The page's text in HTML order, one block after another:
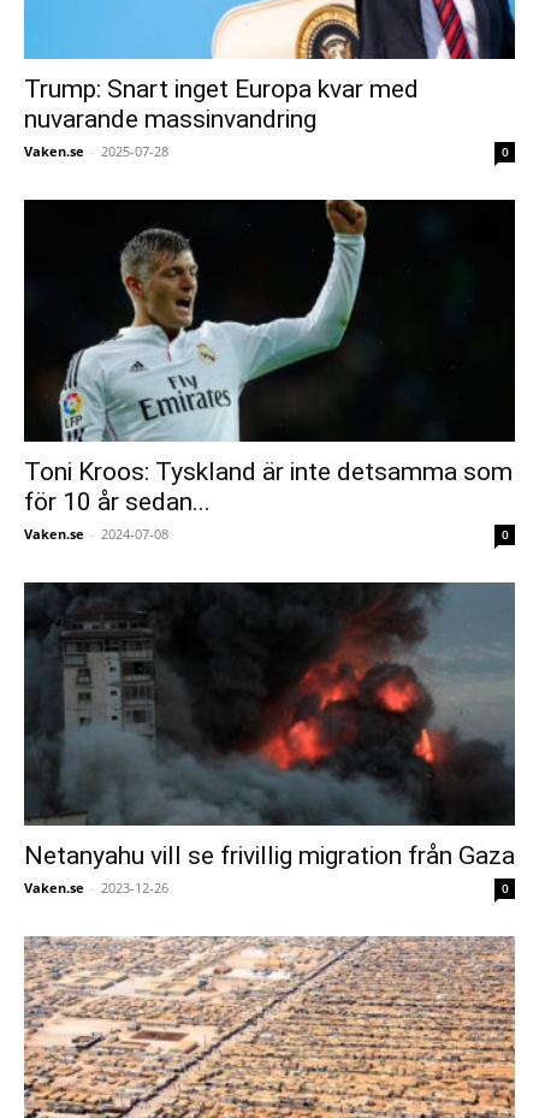
Trump: Snart inget Europa kvar med
nuvarande massinvandring
Vaken.se - 2025-07-28 0
Toni Kroos: Tyskland är inte detsamma som
för 10 år sedan...
Vaken.se - 2024-07-08 0
Netanyahu vill se frivillig migration från Gaza
Vaken.se - 2023-12-26 0